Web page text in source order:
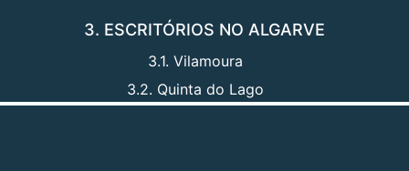
3. ESCRITÓRIOS NO ALGARVE
3.1. Vilamoura
3.2. Quinta do Lago